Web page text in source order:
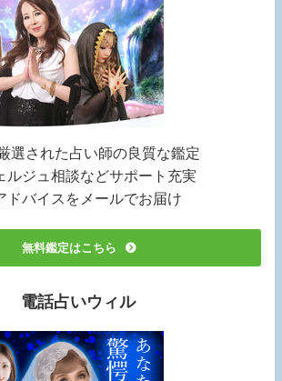
選された占い師の良質な鑑定
ルジュ相談などサポート充実
ドバイスをメールでお届け
無料鑑定はこちら
電話占いウィル